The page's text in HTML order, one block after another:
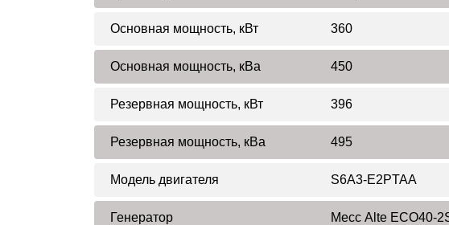
Основная мощность, кВт 360
Основная мощность, кВа 450
Резервная мощность, кВт 396
Резервная мощность, кВа 495
Модель двигателя S6A3-E2PTAA
Генератор Mecc Alte ECO40-